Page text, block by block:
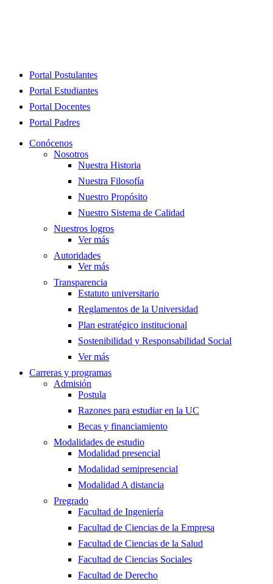
Close
Portal Postulantes
Portal Estudiantes
Portal Docentes
Portal Padres
Conócenos
Nosotros
Nuestra Historia
Nuestra Filosofía
Nuestro Propósito
Nuestro Sistema de Calidad
Nuestros logros
Ver más
Autoridades
Ver más
Transparencia
Estatuto universitario
Reglamentos de la Universidad
Plan estratégico institucional
Sostenibilidad y Responsabilidad Social
Ver más
Carreras y programas
Admisión
Postula
Razones para estudiar en la UC
Becas y financiamiento
Modalidades de estudio
Modalidad presencial
Modalidad semipresencial
Modalidad A distancia
Pregrado
Facultad de Ingeniería
Facultad de Ciencias de la Empresa
Facultad de Ciencias de la Salud
Facultad de Ciencias Sociales
Facultad de Derecho